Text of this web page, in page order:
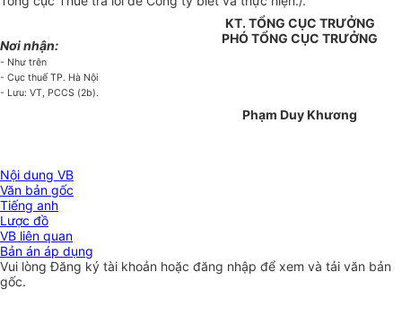
Nơi nhận:
- Như trên
- Cục thuế TP. Hà Nội
- Lưu: VT, PCCS (2b).
KT. TỔNG CỤC TRƯỞNG
PHÓ TỔNG CỤC TRƯỞNG
Phạm Duy Khương
Nội dung VB
Văn bản gốc
Tiếng anh
Lược đồ
VB liên quan
Bản án áp dụng
Vui lòngĐăng ký tài khoản hoặc đăng nhập để xem và tải văn bản
gốc.